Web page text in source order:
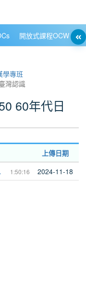
開放式課程OCW
學專班
灣認識
60年代日
上傳日期
1:50:16 2024-11-18